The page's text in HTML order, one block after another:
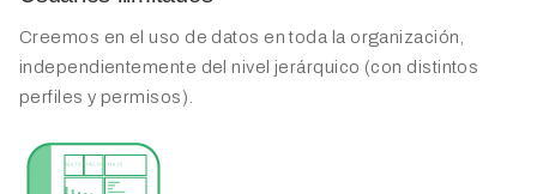
Creemos en el uso de datos en toda la organización,
independientemente del nivel jerárquico (con distintos
perfiles y permisos).